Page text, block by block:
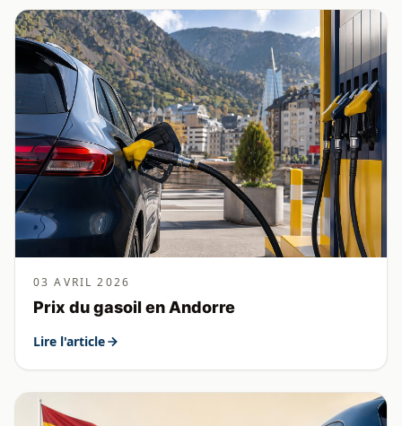
03 AVRIL 2026
Prix du gasoil en Andorre
Lire l'article